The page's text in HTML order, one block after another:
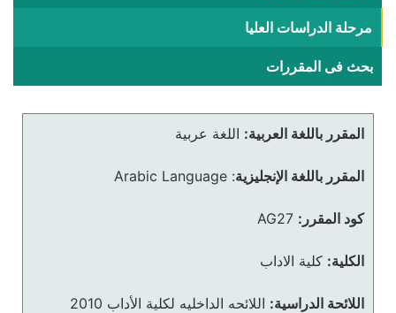
مرحلة الدراسات العليا
بحث فى المقررات
المقرر باللغة العربية: اللغة عربية
المقرر باللغة الإنجليزية:
Arabic Language
كود المقرر: AG27
الكلية: كلية الاداب
اللائحة الدراسية: اللائحه الداخليه لكلية الأداب 2010